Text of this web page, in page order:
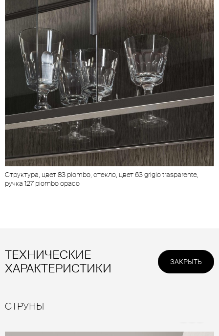
Структура, цвет 83 piombo, стекло, цвет 63 grigio trasparente,
ручка 127 piombo opaco
ТЕХНИЧЕСКИЕ
ХАРАКТЕРИСТИКИ
ЗАКРЫТЬ
СТРУНЫ